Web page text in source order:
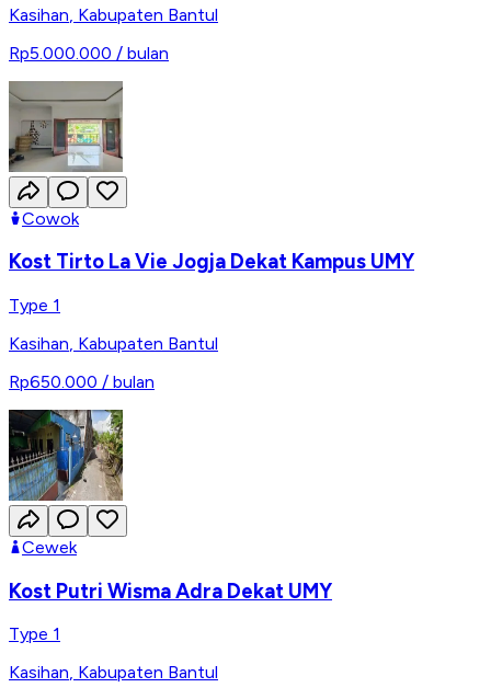
Kasihan Kabupaten Bantul
Rp5.000.000 / bulan
Cowok
Kost Tirto La Vie Jogja Dekat Kampus UMY
Type 1
Kasihan, Kabupaten Bantul
Rp650.000 / bulan
Cewek
Kost Putri Wisma Adra Dekat UMY
Type 1
Kasihan, Kabupaten Bantul